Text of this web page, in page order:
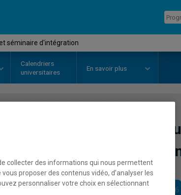
séminaire d'intégration
Calendriers
universitaires
En savoir plus
Stage d'exploration
et séminaire
Horaire - Été 2026 Horaire - Automne 2026
collecter des informations qui nous permettent
proposer des contenus vidéo, d’analyser les
personnaliser votre choix en sélectionnant